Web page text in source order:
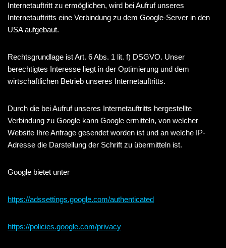
Internetauftritt zu ermöglichen, wird bei Aufruf unseres
Internetauftritts eine Verbindung zu dem Google-Server in den
USA aufgebaut.
Rechtsgrundlage ist Art. 6 Abs. 1 lit. f) DSGVO. Unser
berechtigtes Interesse liegt in der Optimierung und dem
wirtschaftlichen Betrieb unseres Internetauftritts.
Durch die bei Aufruf unseres Internetauftritts hergestellte
Verbindung zu Google kann Google ermitteln, von welcher
Website Ihre Anfrage gesendet worden ist und an welche IP-
Adresse die Darstellung der Schrift zu übermitteln ist.
Google bietet unter
https://adssettings.google.com/authenticated
https://policies.google.com/privacy